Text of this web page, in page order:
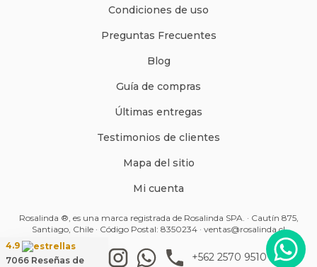
Condiciones de uso
Preguntas Frecuentes
Blog
Guía de compras
Últimas entregas
Testimonios de clientes
Mapa del sitio
Mi cuenta
Rosalinda ®, es una marca registrada de Rosalinda SPA. · Cautín 875,
Santiago, Chile · Código Postal: 8350234 · ventas@rosalinda.cl
+562 2570 9510
4.9
7066 Reseñas de